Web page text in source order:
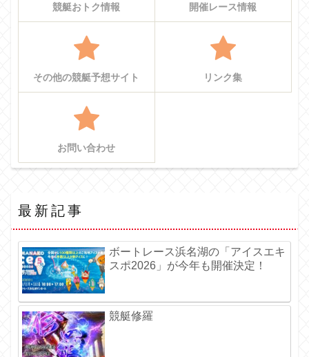
競艇おトク情報 開催レース情報
その他の競艇予想サイト リンク集
お問い合わせ
最新記事
ボートレース浜名湖の「アイスエキ
スポ2026」が今年も開催決定！
競艇修羅